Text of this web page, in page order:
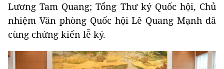
Lương Tam Quang; Tổng Thư ký Quốc hội, Chủ
nhiệm Văn phòng Quốc hội Lê Quang Mạnh đã
cùng chứng kiến lễ ký.